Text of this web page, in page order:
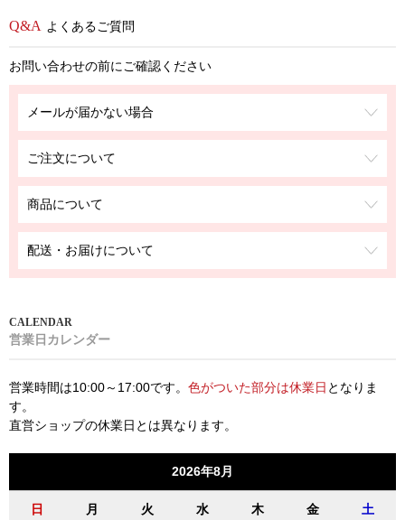
よくあるご質問
お問い合わせの前にご確認ください
メールが届かない場合
ご注文について
商品について
配送・お届けについて
営業日カレンダー
営業時間は10:00～17:00です。 色がついた部分は休業日 となりま
す。
直営ショップの休業日とは異なります。
2026年8月
日 月 火 水 木 金 土